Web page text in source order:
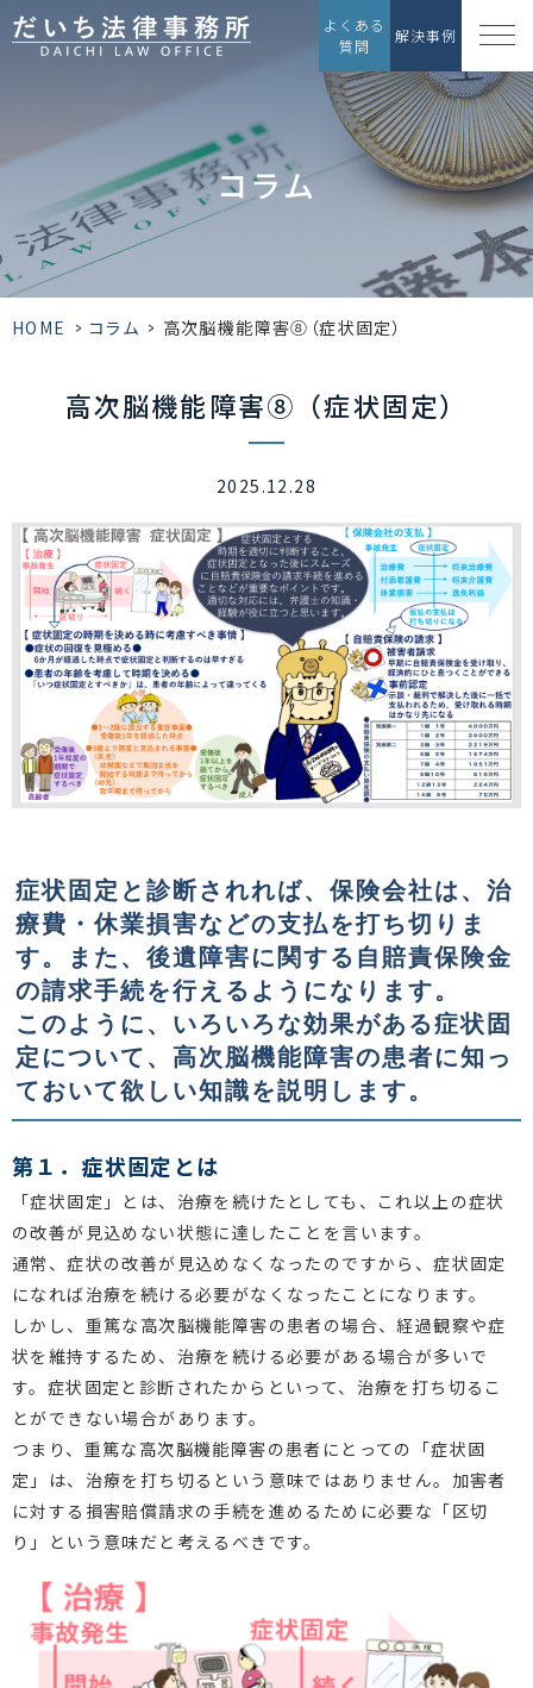
よくある
質問
解決事例
コラム
HOME > コラム > 高次脳機能障害⑧（症状固定）
高次脳機能障害⑧（症状固定）
2025.12.28
症状固定と診断されれば、保険会社は、治
療費・休業損害などの支払を打ち切りま
す。また、後遺障害に関する自賠責保険金
の請求手続を行えるようになります。
このように、いろいろな効果がある症状固
定について、高次脳機能障害の患者に知っ
ておいて欲しい知識を説明します。
第１．症状固定とは
「症状固定」とは、治療を続けたとしても、これ以上の症状
の改善が見込めない状態に達したことを言います。
通常、症状の改善が見込めなくなったのですから、症状固定
になれば治療を続ける必要がなくなったことになります。
しかし、重篤な高次脳機能障害の患者の場合、経過観察や症
状を維持するため、治療を続ける必要がある場合が多いで
す。症状固定と診断されたからといって、治療を打ち切るこ
とができない場合があります。
つまり、重篤な高次脳機能障害の患者にとっての「症状固
定」は、治療を打ち切るという意味ではありません。加害者
に対する損害賠償請求の手続を進めるために必要な「区切
り」という意味だと考えるべきです。